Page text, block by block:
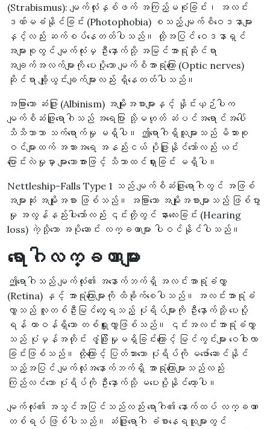
(Strabismus): မျက်လုံးနှစ်ဖက် အကြည့်မစုံခြင်း၊ အလင်း
ဒဏ်မခံနိုင်ခြင်း (Photophobia) စသည့် မျက်စိဝေဒနာများ
နှင့်လည်း ဆက်စပ်နေတတ်ပါသည်။ ထို့အပြင် ဝေဒနာရှင်
အများစုတွင် မျက်လုံးမှ ဦးနှောက်သို့ အမြင်အာရုံဆိုင်ရာ
အချက်အလက်များကို ပေးပို့သော မျက်စိအာရုံကြော (Optic nerves)
ဆိုင်ရာ ချို့ယွင်းချက်များလည်း ရှိနေတတ်ပါသည်။
အခြားသော ဆံဖြူ (Albinism) အမျိုးအစားများနှင့် နှိုင်းယှဉ်ပါက
မျက်စိဆံဖြူရောဂါသည် အရေပြား သို့မဟုတ် ဆံပင်အရောင်အပေါ်
သိသိသာသာ သက်ရောက်မှု မရှိပါ။ ဤရောဂါရှိသူများသည် မိသားစု
ဝင်များထက် အသားအရေ အနည်းငယ် ပိုဖြူနိုင်သော်လည်း ယင်း
ပြောင်းလဲမှုမှာ များသောအားဖြင့် သိသာထင်ရှားခြင်း မရှိပါ။
Nettleship-Falls Type 1 သည် မျက်စိဆံဖြူရောဂါတွင် အဖြစ်
အများဆုံး အမျိုးအစား ဖြစ်သည်။ အခြားသော အမျိုးအစားများသည် ဖြစ်ပွား
မှု အလွန်နည်းပါးသော်လည်း ၎င်းတို့တွင် နားလေးခြင်း (Hearing
loss) ကဲ့သို့သော အပိုဆောင်း လက္ခဏာများ ပါဝင်နိုင်ပါသည်။
ရောဂါလက္ခဏာများ
ဤရောဂါသည် မျက်လုံး၏ အနောက်ဘက်ရှိ အလင်းအာရုံခံလွှာ
(Retina) နှင့် အာရုံကြောများကို ထိခိုက်စေပါသည်။ အလင်းအာရုံခံ
လွှာသည် လူတစ်ဦးမြင်တွေ့ရသည့် ပုံရိပ်များကို ဦးနှောက်သို့ ပေးပို့
ရန် တာဝန်ရှိသော တစ်ရှူးလွှာဖြစ်သည်။ ၎င်းအလင်းအာရုံခံလွှာ
သည် ပုံမှန်အတိုင်း ဖွံ့ဖြိုးမှုမရှိခြင်းကြောင့် မြင်ကွင်းများ ဝေဝါးလာ
ခြင်းဖြစ်သည်။ ထို့ကြောင့် ပြတ်သားသော ပုံရိပ်ကို မဖော်ဆောင်နိုင်
သည့်အပြင် မျက်လုံးအနောက်ဘက်ရှိ အာရုံကြောများသည်လည်း
ကြည်လင်သော ပုံရိပ်ကို ဦးနှောက်သို့ မပေးပို့နိုင်တော့ပါ။
မျက်လုံး၏ အသွင်အပြင်သည်လည်း ရောဂါ၏ နောက်ထပ် လက္ခဏာ
တစ်ရပ် ဖြစ်ပါသည်။ ဆံဖြူရောဂါ ခံစားနေရသူများတွင်